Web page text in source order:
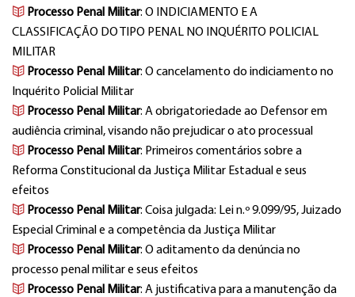
Processo Penal Militar: O INDICIAMENTO E A
CLASSIFICAÇÃO DO TIPO PENAL NO INQUÉRITO POLICIAL
MILITAR
Processo Penal Militar: O cancelamento do indiciamento no
Inquérito Policial Militar
Processo Penal Militar: A obrigatoriedade ao Defensor em
audiência criminal, visando não prejudicar o ato processual
Processo Penal Militar: Primeiros comentários sobre a
Reforma Constitucional da Justiça Militar Estadual e seus
efeitos
Processo Penal Militar: Coisa julgada: Lei n.º 9.099/95, Juizado
Especial Criminal e a competência da Justiça Militar
Processo Penal Militar: O aditamento da denúncia no
processo penal militar e seus efeitos
Processo Penal Militar: A justificativa para a manutenção da